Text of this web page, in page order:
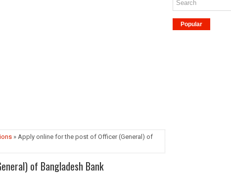
» Apply online for the post of Officer (General) of
of Bangladesh Bank
Popular